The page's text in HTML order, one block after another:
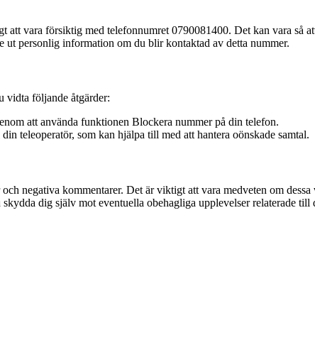
vara försiktig med telefonnumret 0790081400. Det kan vara så
ut personlig information om du blir kontaktad av detta nummer.
vidta följande åtgärder:
att använda funktionen Blockera nummer på din telefon.
teleoperatör, som kan hjälpa till med att hantera oönskade samtal.
negativa kommentarer. Det är viktigt att vara medveten om
dig själv mot eventuella obehagliga upplevelser relaterade till